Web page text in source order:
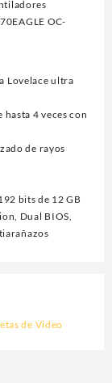
OC-
Lovelace ultra
4 veces con
de rayos
bits de 12 GB
Dual BIOS,
de Video